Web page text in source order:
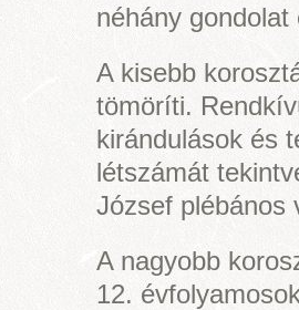
néhány
A kisebb
tömöríti.
kirándulások és
létszámát
József plébános
A nagyobb
12.